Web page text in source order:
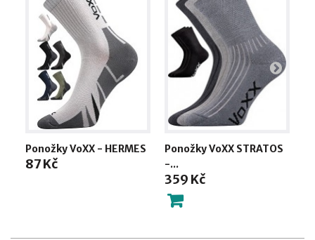
Ponožky VoXX - HERMES
87 Kč
Ponožky VoXX STRATOS
-...
359 Kč